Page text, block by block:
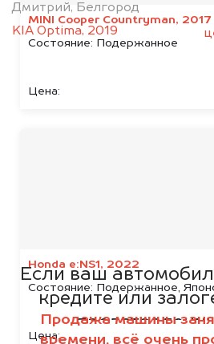
MINI Cooper Countryman, 2017
Состояние: Подержанное
Цена:
Honda e:NS1, 2022
Состояние: Подержанное,
Цена:
Дмитрий, Белгород
KIA Optima, 2019
Продажа машины
времени, всё очень
Если ваш
кредите или